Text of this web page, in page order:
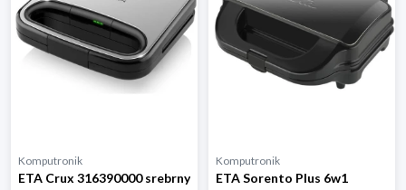
Komputronik
ETA Crux 316390000 srebrny
Komputronik
ETA Sorento Plus 6w1